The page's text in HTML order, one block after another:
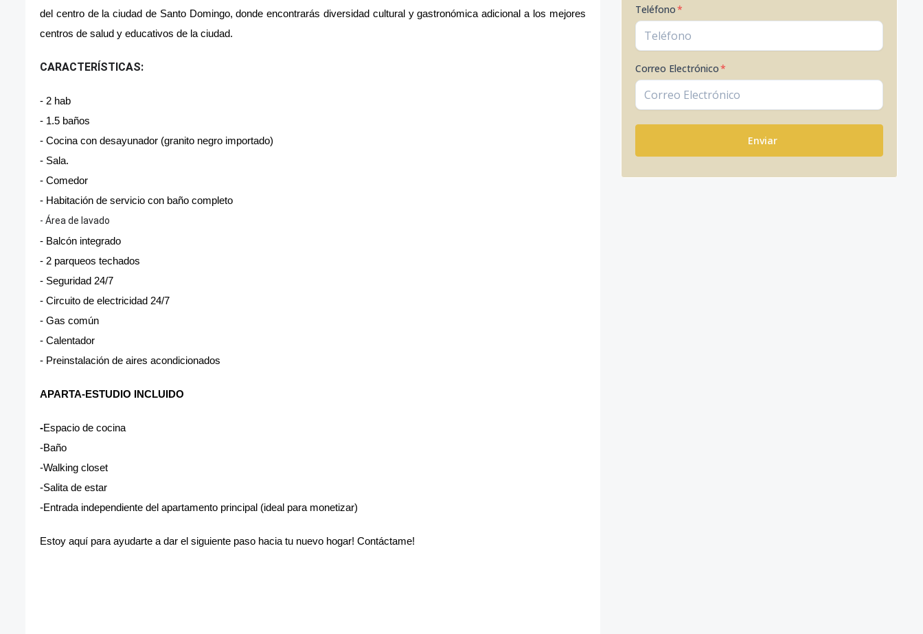
del centro de la ciudad de Santo Domingo, donde encontrarás diversidad cultural y gastronómica adicional a los mejores
centros de salud y educativos de la ciudad.
CARACTERÍSTICAS:
- 2 hab
- 1.5 baños
- Cocina con desayunador (granito negro importado)
- Sala.
- Comedor
- Habitación de servicio con baño completo
- Área de lavado
- Balcón integrado
- 2 parqueos techados
- Seguridad 24/7
- Circuito de electricidad 24/7
- Gas común
- Calentador
- Preinstalación de aires acondicionados
APARTA-ESTUDIO INCLUIDO
-Espacio de cocina
-Baño
-Walking closet
-Salita de estar
-Entrada independiente del apartamento principal (ideal para monetizar)
Estoy aquí para ayudarte a dar el siguiente paso hacia tu nuevo hogar! Contáctame!
Teléfono*
Correo Electrónico*
Enviar